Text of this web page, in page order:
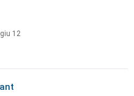
12